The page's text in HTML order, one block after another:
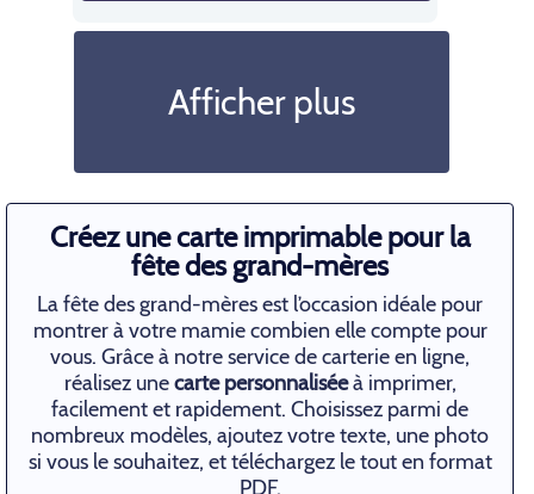
Afficher plus
Créez une carte imprimable pour la
fête des grand-mères
La fête des grand-mères est l’occasion idéale pour
montrer à votre mamie combien elle compte pour
vous. Grâce à notre service de carterie en ligne,
réalisez unecarte personnaliséeà imprimer,
facilement et rapidement. Choisissez parmi de
nombreux modèles, ajoutez votre texte, une photo
si vous le souhaitez, et téléchargez le tout en format
PDF.